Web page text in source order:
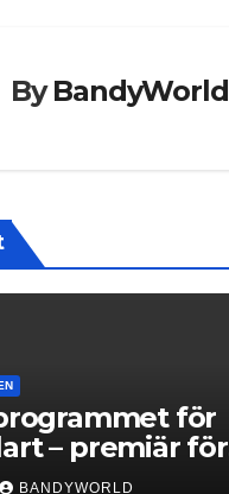
ByBandyWorld
för
– premiär för
BANDYWORLD